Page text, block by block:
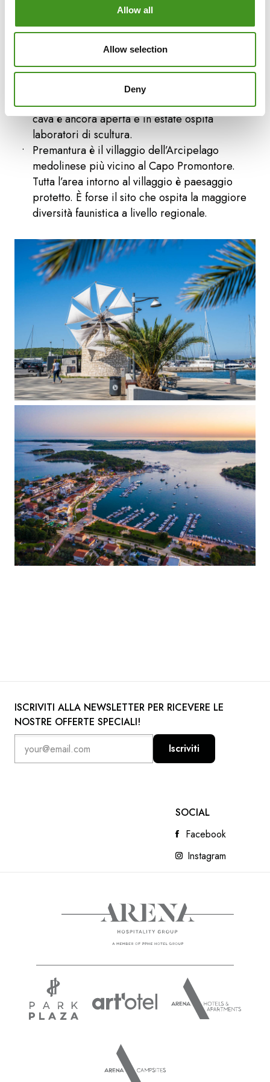
Allow all
Allow selection
Deny
Vinkuran è ancora un villaggio di pescatori, ma
vanta anche una spiaggia rustica e riparata.
Oggi si può ancora godere dell’autentica
cucina del villaggio. Vale la pena sapere che
una parte delle pietre utilizzate per costruire
l’Arena di Pola proviene da Vinkuran. Questa
cava è ancora aperta e in estate ospita
laboratori di scultura.
Premantura è il villaggio dell’Arcipelago
medolinese più vicino al Capo Promontore.
Tutta l’area intorno al villaggio è paesaggio
protetto. È forse il sito che ospita la maggiore
diversità faunistica a livello regionale.
L’ARENA DI POLA
ISCRIVITI ALLA NEWSLETTER PER RICEVERE LE
NOSTRE OFFERTE SPECIALI!
Iscriviti
SOCIAL
Facebook
Instagram